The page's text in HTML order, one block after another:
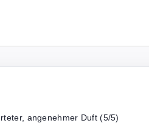
angenehmer Duft (5/5)